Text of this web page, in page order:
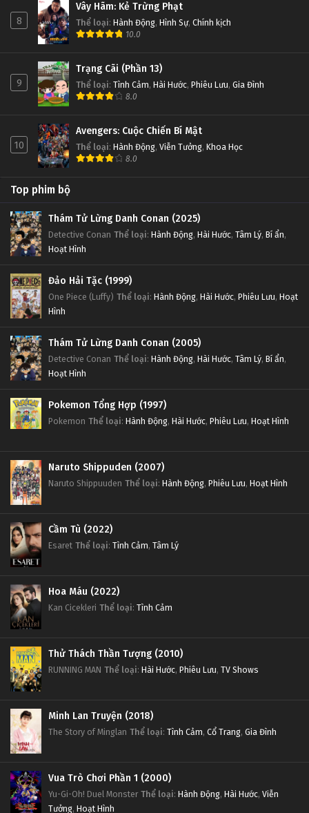
8
Vây Hãm: Kẻ Trừng Phạt
Thể loại: Hành Động, Hình Sự, Chính kịch
10.0
9
Trạng Cãi (Phần 13)
Thể loại: Tình Cảm, Hài Hước, Phiêu Lưu, Gia Đình
8.0
10
Avengers: Cuộc Chiến Bí Mật
Thể loại: Hành Động, Viễn Tưởng, Khoa Học
8.0
Top phim bộ
Thám Tử Lừng Danh Conan (2025)
Detective Conan Thể loại: Hành Động, Hài Hước, Tâm Lý, Bí ẩn,
Hoạt Hình
Đảo Hải Tặc (1999)
One Piece (Luffy) Thể loại: Hành Động, Hài Hước, Phiêu Lưu, Hoạt
Hình
Thám Tử Lừng Danh Conan (2005)
Detective Conan Thể loại: Hành Động, Hài Hước, Tâm Lý, Bí ẩn,
Hoạt Hình
Pokemon Tổng Hợp (1997)
Pokemon Thể loại: Hành Động, Hài Hước, Phiêu Lưu, Hoạt Hình
Naruto Shippuden (2007)
Naruto Shippuuden Thể loại: Hành Động, Phiêu Lưu, Hoạt Hình
Cầm Tù (2022)
Esaret Thể loại: Tình Cảm, Tâm Lý
Hoa Máu (2022)
Kan Cicekleri Thể loại: Tình Cảm
Thử Thách Thần Tượng (2010)
RUNNING MAN Thể loại: Hài Hước, Phiêu Lưu, TV Shows
Minh Lan Truyện (2018)
The Story of Minglan Thể loại: Tình Cảm, Cổ Trang, Gia Đình
Vua Trò Chơi Phần 1 (2000)
Yu-Gi-Oh! Duel Monster Thể loại: Hành Động, Hài Hước, Viễn
Tưởng, Hoạt Hình